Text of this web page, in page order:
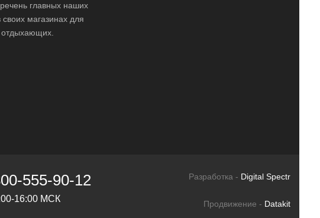
главных наших
магазинах для
отдыхающих.
555-90-12
16:00 МСК
Разработка - Digital Spectr
Продвижение - Datakit